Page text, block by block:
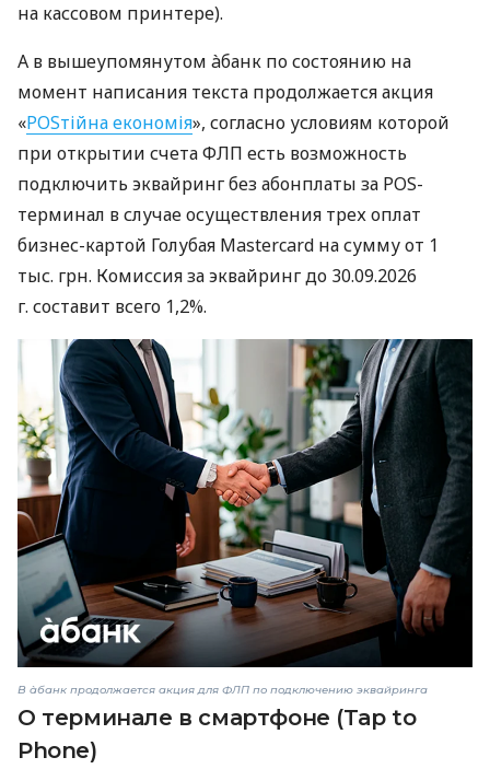
на кассовом принтере).
А в вышеупомянутом àбанк по состоянию на
момент написания текста продолжается акция
«POSтійна економія», согласно условиям которой
при открытии счета ФЛП есть возможность
подключить эквайринг без абонплаты за POS-
терминал в случае осуществления трех оплат
бизнес-картой Голубая Mastercard на сумму от 1
тыс. грн. Комиссия за эквайринг до 30.09.2026
г. составит всего 1,2%.
В àбанк продолжается акция для ФЛП по подключению эквайринга
О терминале в смартфоне (Tap to
Phone)